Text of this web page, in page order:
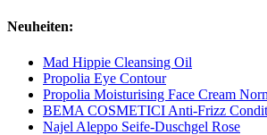
Neuheiten:
Mad Hippie Cleansing Oil
Propolia Eye Contour
Propolia Moisturising Face Cream
BEMA COSMETICI Anti-Frizz
Najel Aleppo Seife-Duschgel Rose